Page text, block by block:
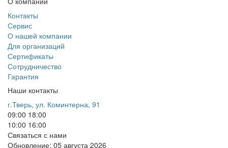
Контакты
Сервис
О нашей компании
Для организаций
Сертификаты
Сотрудничество
Гарантия
Наши контакты
г.Тверь, ул. Коминтерна, 91
09:00 18:00
10:00 16:00
Связаться с нами
Обновление: 05 августа 2026